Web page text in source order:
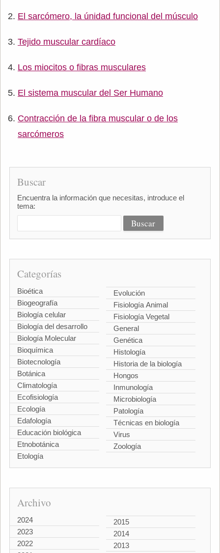
El sarcómero, la únidad funcional del músculo
Tejido muscular cardíaco
Los miocitos o fibras musculares
El sistema muscular del Ser Humano
Contracción de la fibra muscular o de los
sarcómeros
Buscar
Encuentra la información que necesitas, introduce el
tema:
Categorías
Bioética
Biogeografía
Biología celular
Biología del desarrollo
Biología Molecular
Bioquímica
Biotecnología
Botánica
Climatología
Ecofisiología
Ecología
Edafología
Educación biológica
Etnobotánica
Etología
Evolución
Fisiología Animal
Fisiología Vegetal
General
Genética
Histología
Historia de la biología
Hongos
Inmunología
Microbiología
Patología
Técnicas en biología
Virus
Zoología
Archivo
2024
2023
2022
2015
2014
2013